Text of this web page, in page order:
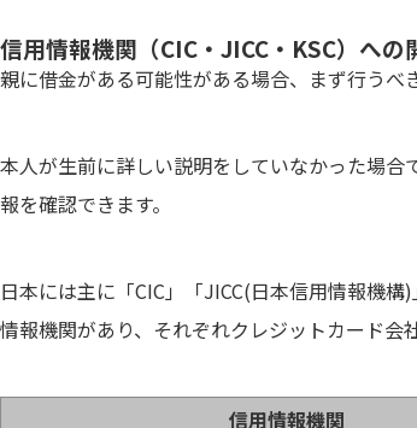
信用情報機関（CIC・JICC・KSC）への
親に借金がある可能性がある場合、まず行うべ
本人が生前に詳しい説明をしていなかった場
報を確認できます。
日本には主に「CIC」「JICC(日本信用情報機
情報機関があり、それぞれクレジットカード会
信用情報機関